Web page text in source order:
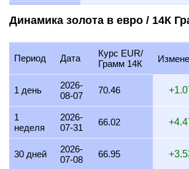
27 июля 2026 2,099.60 67.50
26 июля 2026 2,082.31 66.95
25 июля 2026
24 июля 2026 2,091.60
23 июля 2026 2,082.79 66.96
22 июля 2026
Динамика золота в евро / 14К
Период Дата
Курс EUR/
Грамм 14К
1 день
2026-
08-07
70.46
1
неделя
2026-
07-31
66.02
30 дней
2026-
07-08
66.95